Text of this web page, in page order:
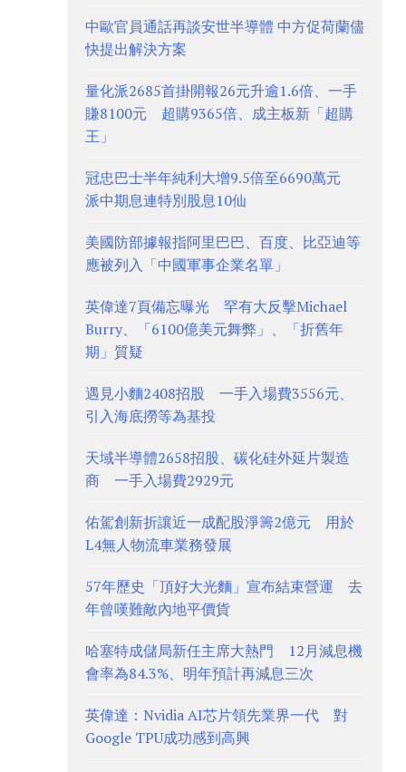
中歐官員通話再談安世半導體 中方促荷蘭儘
快提出解決方案
量化派2685首掛開報26元升逾1.6倍、一手
賺8100元 超購9365倍、成主板新「超購
王」
冠忠巴士半年純利大增9.5倍至6690萬元
派中期息連特別股息10仙
美國防部據報指阿里巴巴、百度、比亞迪等
應被列入「中國軍事企業名單」
英偉達7頁備忘曝光 罕有大反擊Michael
Burry、「6100億美元舞弊」、「折舊年
期」質疑
遇見小麵2408招股 一手入場費3556元、
引入海底撈等為基投
天域半導體2658招股、碳化硅外延片製造
商 一手入場費2929元
佑駕創新折讓近一成配股淨籌2億元 用於
L4無人物流車業務發展
57年歷史「頂好大光麵」宣布結束營運 去
年曾嘆難敵內地平價貨
哈塞特成儲局新任主席大熱門 12月減息機
會率為84.3%、明年預計再減息三次
英偉達：Nvidia AI芯片領先業界一代 對
Google TPU成功感到高興